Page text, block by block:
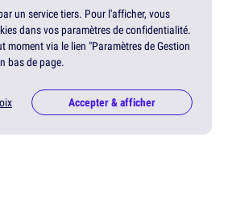
un service tiers. Pour l'afficher, vous
dans vos paramètres de confidentialité.
moment via le lien "Paramètres de Gestion
bas de page.
Accepter & afficher